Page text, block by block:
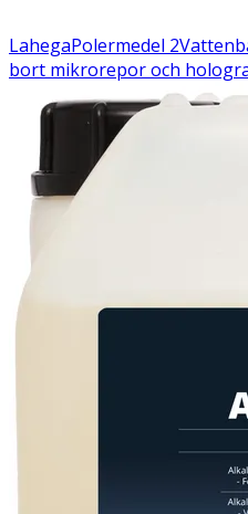
LahegaPolermedel 2
bort mikrorepor och